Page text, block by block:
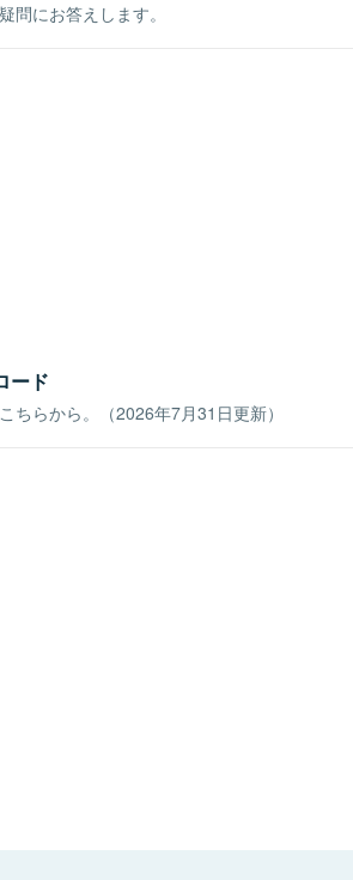
問にお答えします。
ード
ちらから。（2026年7月31日更新）